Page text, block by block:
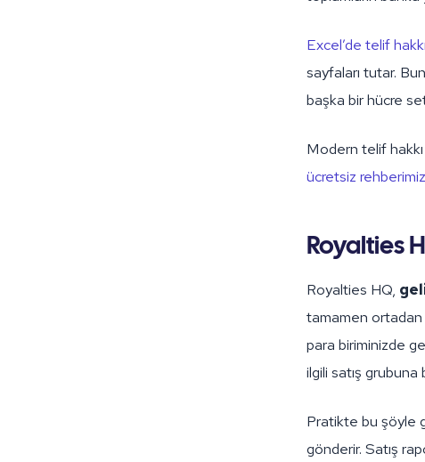
Excel’de telif
sayfaları tutar.
başka bir hücre
Modern telif hakkı
ücretsiz
Royalties
Royalties HQ,
tamamen ortadan
para biriminizde
ilgili satış grubuna
Pratikte bu şöyle
gönderir. Satış